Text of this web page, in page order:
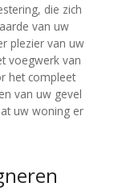
die zich
van uw
plezier van uw
voegwerk van
het compleet
van uw gevel
uw woning er